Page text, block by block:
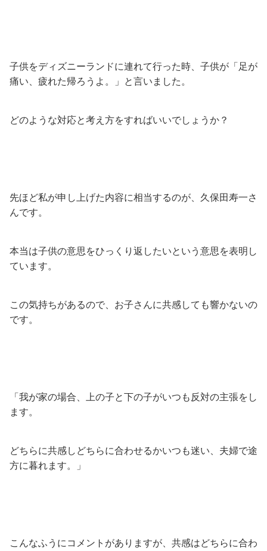
子供をディズニーランドに連れて行った時、子供が「足が
痛い、疲れた帰ろうよ。」と言いました。
どのような対応と考え方をすればいいでしょうか？
先ほど私が申し上げた内容に相当するのが、久保田寿一さ
んです。
本当は子供の意思をひっくり返したいという意思を表明し
ています。
この気持ちがあるので、お子さんに共感しても響かないの
です。
「我が家の場合、上の子と下の子がいつも反対の主張をし
ます。
どちらに共感しどちらに合わせるかいつも迷い、夫婦で途
方に暮れます。」
こんなふうにコメントがありますが、共感はどちらに合わ